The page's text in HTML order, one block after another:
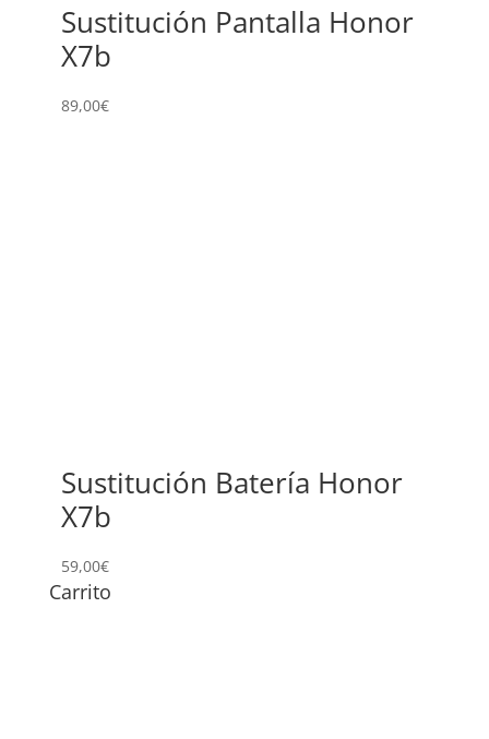
Sustitución Pantalla Honor
X7b
89,00€
Sustitución Batería Honor
X7b
59,00€
Carrito